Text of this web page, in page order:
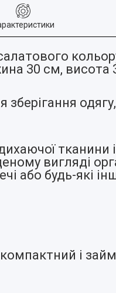
30 см, висота
вигляді
або будь-які
і